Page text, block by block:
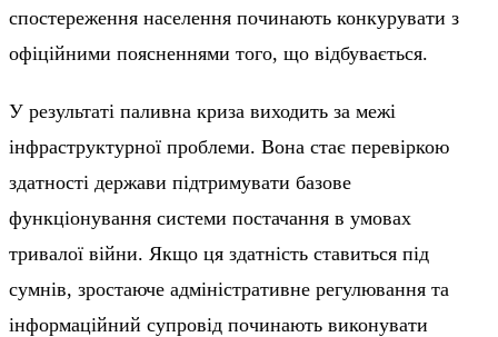
спостереження населення починають конкурувати з
офіційними поясненнями того, що відбувається.
У результаті паливна криза виходить за межі
інфраструктурної проблеми. Вона стає перевіркою
здатності держави підтримувати базове
функціонування системи постачання в умовах
тривалої війни. Якщо ця здатність ставиться під
сумнів, зростаюче адміністративне регулювання та
інформаційний супровід починають виконувати